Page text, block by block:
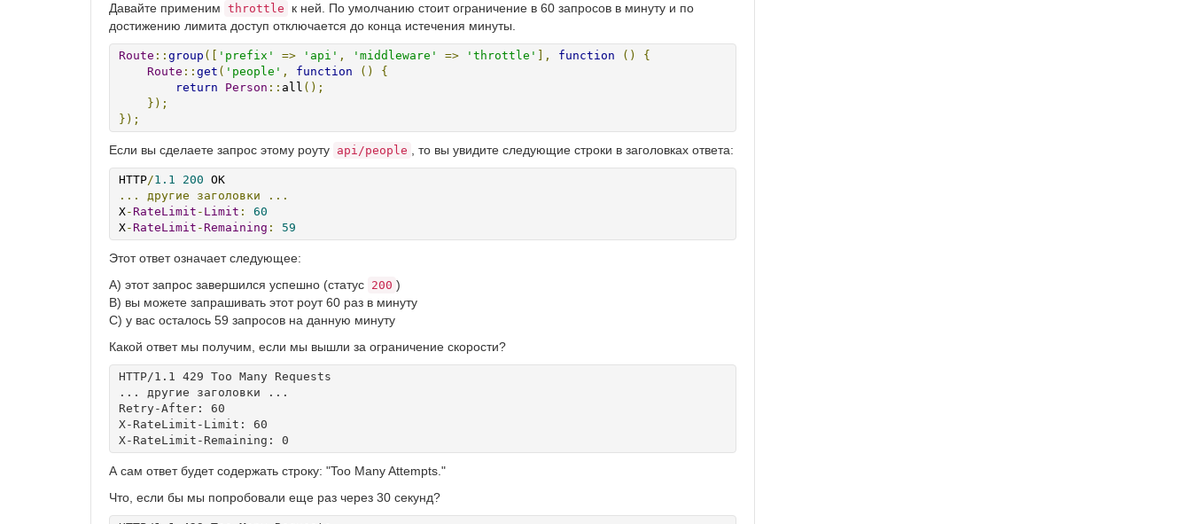
Давайте применим throttle
к ней. По умолчанию стоит ограничение в 60 запросов в минуту и по
достижению лимита доступ отключается до конца истечения минуты.
Route :: group ([ 'prefix' => 'api' , 'middleware' => 'throttle' ], function ()
{
Route :: get ( 'people' , function ()
{
return
Person :: all ();
});
});
Если вы сделаете запрос этому роуту api/people , то вы увидите следующие строки в заголовках ответа:
HTTP/1.1 200
...
другие заголовки
...
X- RateLimit - Limit :
60
X- RateLimit - Remaining : 59
Этот ответ означает следующее:
A) этот запрос завершился успешно (статус 200 )
B) вы можете запрашивать этот роут 60 раз в минуту
C) у вас осталось 59 запросов на данную минуту
Какой ответ мы получим, если мы вышли за ограничение скорости?
HTTP/1.1 429 Too Many Requests
... другие заголовки ...
Retry-After: 60
X-RateLimit-Limit: 60
А сам ответ будет содержать строку: "Too Many Attempts."
Что, если бы мы попробовали еще раз через 30 секунд?